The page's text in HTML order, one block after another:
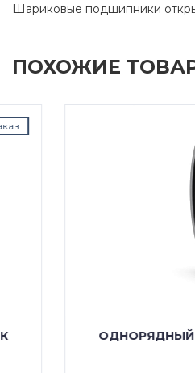
Шариковые подшипники
ПОХОЖИЕ
ОДНОРЯДНЫЙ